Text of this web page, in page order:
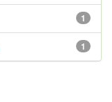
1
1